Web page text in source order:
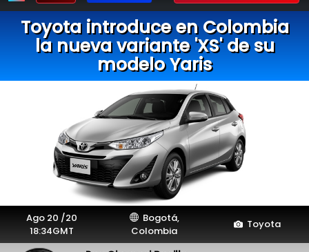
Toyota introduce en Colombia
la nueva variante 'XS' de su
modelo Yaris
Ago 20 /20
18:34GMT
Bogotá,
Colombia
Toyota